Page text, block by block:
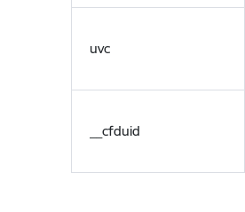
uvc
__cfduid